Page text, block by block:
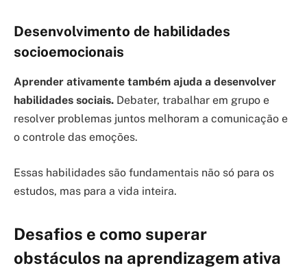
Desenvolvimento de habilidades
socioemocionais
Aprender ativamente também ajuda a desenvolver
habilidades sociais. Debater, trabalhar em grupo e
resolver problemas juntos melhoram a comunicação e
o controle das emoções.
Essas habilidades são fundamentais não só para os
estudos, mas para a vida inteira.
Desafios e como superar
obstáculos na aprendizagem ativa